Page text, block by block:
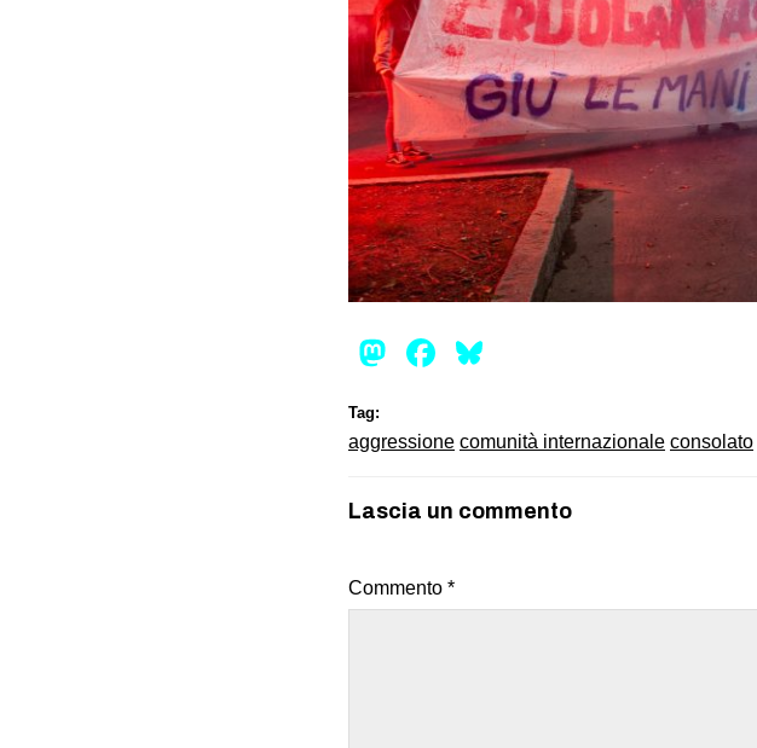
Mastodon
Facebook
Tag:
aggressione comunità internazionale consolato
Lascia un commento
Commento *